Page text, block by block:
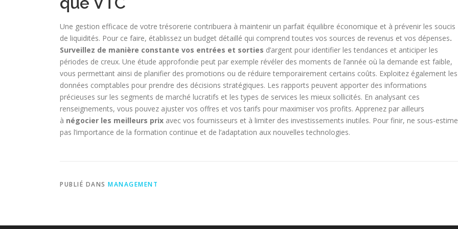
Une gestion efficace de votre trésorerie contribuera à maintenir un parfait équilibre économique et à prévenir les soucis
de liquidités. Pour ce faire, établissez un budget détaillé qui comprend toutes vos sources de revenus et vos dépenses.
Surveillez de manière constante vos entrées et sorties d’argent pour identifier les tendances et anticiper les
périodes de creux. Une étude approfondie peut par exemple révéler des moments de l’année où la demande est faible,
vous permettant ainsi de planifier des promotions ou de réduire temporairement certains coûts. Exploitez également les
données comptables pour prendre des décisions stratégiques. Les rapports peuvent apporter des informations
précieuses sur les segments de marché lucratifs et les types de services les mieux sollicités. En analysant ces
renseignements, vous pouvez ajuster vos offres et vos tarifs pour maximiser vos profits. Apprenez par ailleurs
à négocier les meilleurs prix avec vos fournisseurs et à limiter des investissements inutiles. Pour finir, ne sous-
pas l’importance de la formation continue et de l’adaptation aux nouvelles technologies.
PUBLIÉ DANS MANAGEMENT